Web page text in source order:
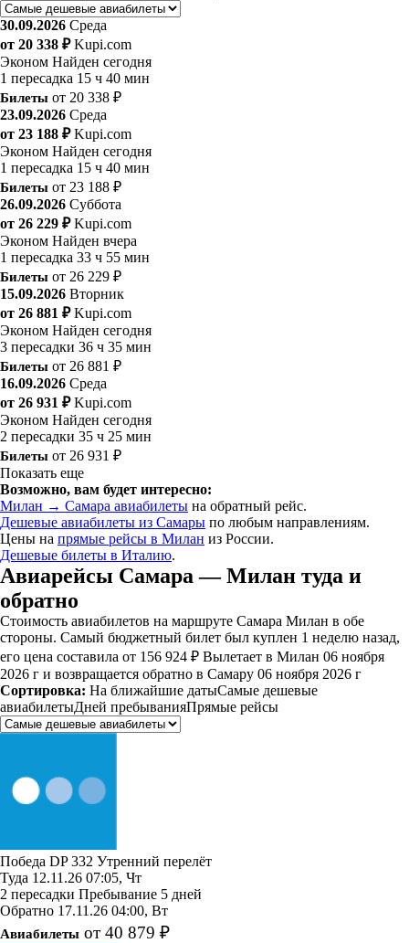
30.09.2026 Среда
от 20 338 ₽ Kupi.com
Эконом Найден сегодня
1 пересадка 15 ч 40 мин
Билеты от 20 338 ₽
23.09.2026 Среда
от 23 188 ₽ Kupi.com
Эконом Найден сегодня
1 пересадка 15 ч 40 мин
Билеты от 23 188 ₽
26.09.2026 Суббота
от 26 229 ₽ Kupi.com
Эконом Найден вчера
1 пересадка 33 ч 55 мин
Билеты от 26 229 ₽
15.09.2026 Вторник
от 26 881 ₽ Kupi.com
Эконом Найден сегодня
3 пересадки 36 ч 35 мин
Билеты от 26 881 ₽
16.09.2026 Среда
от 26 931 ₽ Kupi.com
Эконом Найден сегодня
2 пересадки 35 ч 25 мин
Билеты от 26 931 ₽
Показать еще
Возможно, вам будет интересно:
Милан → Самара авиабилеты на обратный рейс.
Дешевые авиабилеты из Самары по любым направлениям.
Цены на прямые рейсы в Милан из России.
Дешевые билеты в Италию.
Авиарейсы Самара — Милан туда и
обратно
Стоимость авиабилетов на маршруте Самара Милан в обе
стороны. Самый бюджетный билет был куплен 1 неделю назад,
его цена составила от 156 924 ₽ Вылетает в Милан 06 ноября
2026 г и возвращается обратно в Самару 06 ноября 2026 г
Сортировка: На ближайшие датыСамые дешевые
авиабилетыДней пребыванияПрямые рейсы
Победа DP 332 Утренний перелёт
Туда 12.11.26 07:05, Чт
2 пересадки Пребывание 5 дней
Обратно 17.11.26 04:00, Вт
Авиабилеты от 40 879 ₽